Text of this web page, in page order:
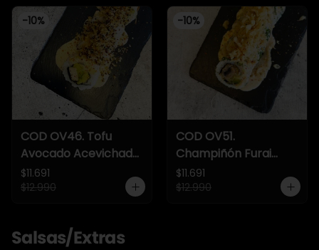
-10%
COD OV46. Tofu
Avocado Acevichado
Crunch
$11.691
$12.990
-10%
COD OV51.
Champiñón Furai
Acevichado Crunch
$11.691
$12.990
Salsas/Extras